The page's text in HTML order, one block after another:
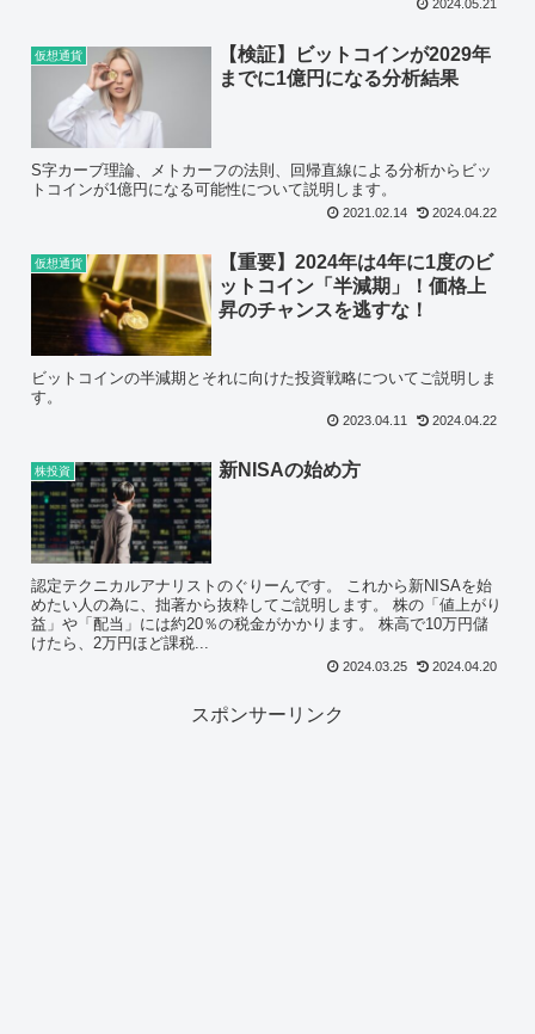
2024.05.21
仮想通貨
【検証】ビットコインが2029年
までに1億円になる分析結果
S字カーブ理論、メトカーフの法則、回帰直線による分析からビッ
トコインが1億円になる可能性について説明します。
2021.02.14 2024.04.22
仮想通貨
【重要】2024年は4年に1度のビ
ットコイン「半減期」！価格上
昇のチャンスを逃すな！
ビットコインの半減期とそれに向けた投資戦略についてご説明しま
す。
2023.04.11 2024.04.22
株投資 新NISAの始め方
認定テクニカルアナリストのぐりーんです。 これから新NISAを始
めたい人の為に、拙著から抜粋してご説明します。 株の「値上がり
益」や「配当」には約20％の税金がかかります。 株高で10万円儲
けたら、2万円ほど課税...
2024.03.25 2024.04.20
スポンサーリンク